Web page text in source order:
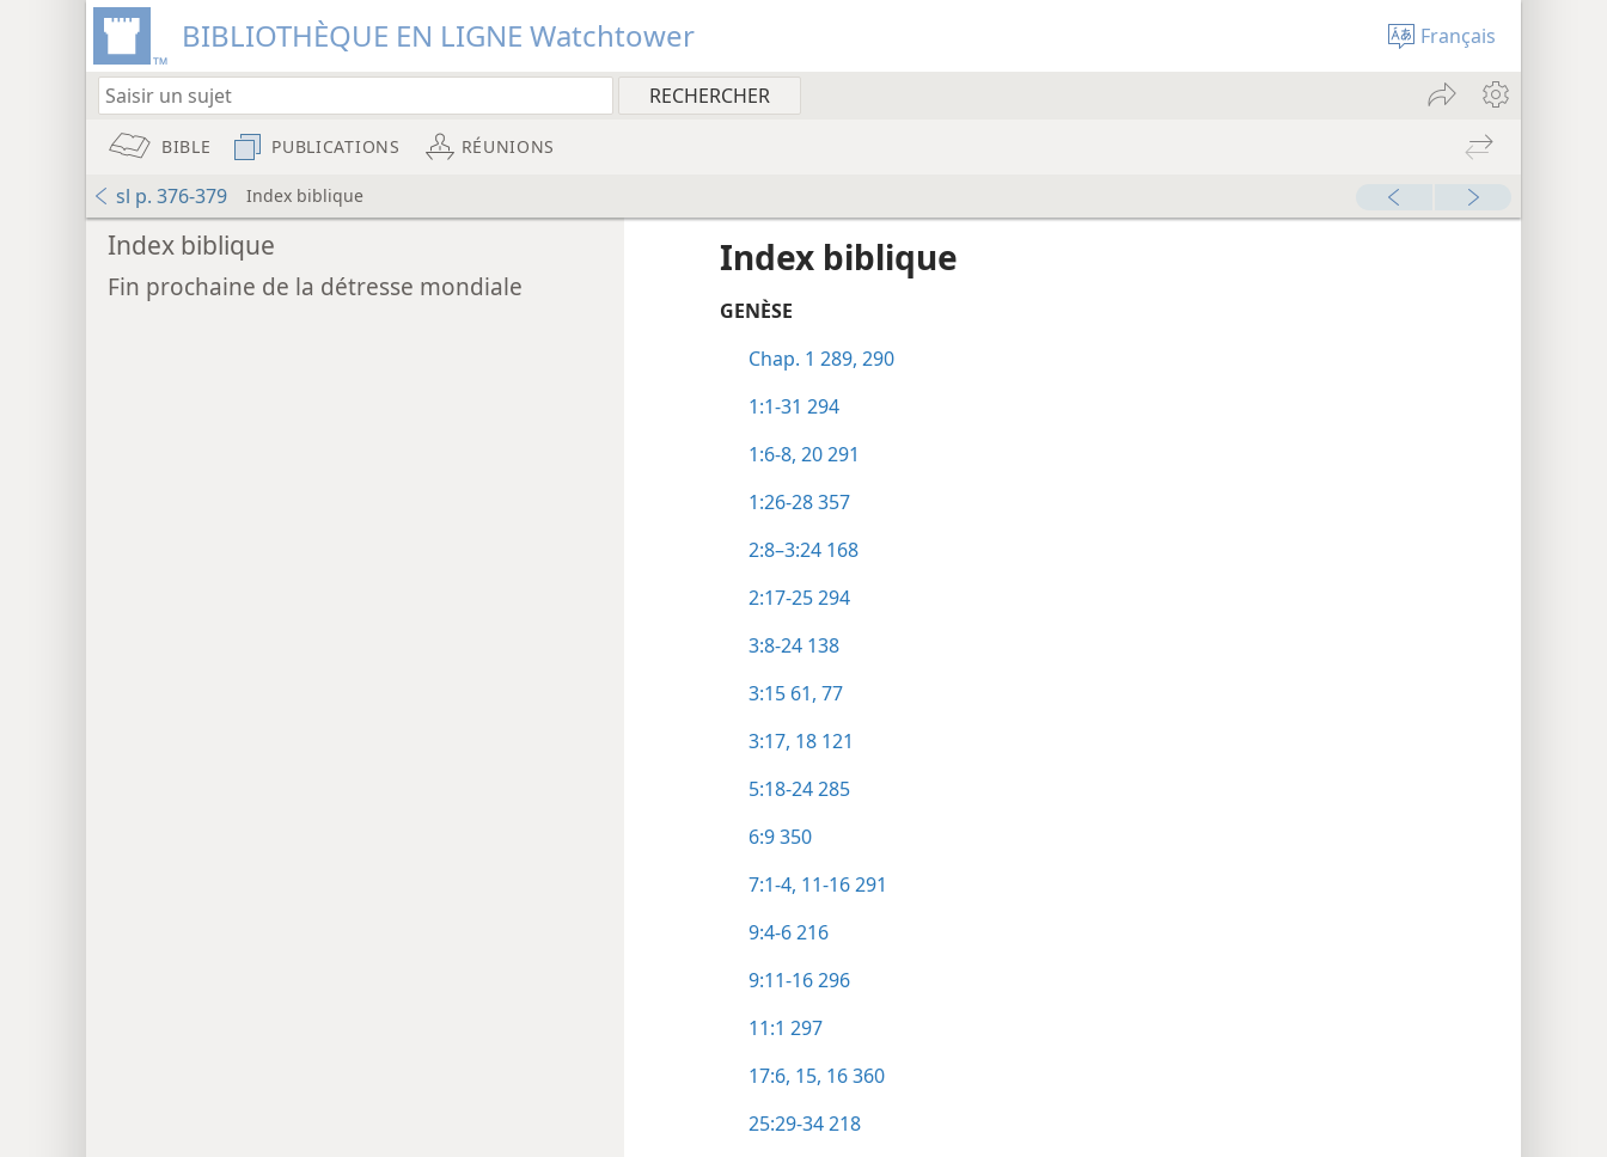
BIBLIOTHÈQUE EN LIGNE Watchtower Français
BIBLE PUBLICATIONS RÉUNIONS
sl p. 376-379 Index biblique
Index biblique
Fin prochaine de la détresse mondiale
Index biblique
GENÈSE
Chap. 1 289, 290
1:1-31 294
1:6-8, 20291
1:26-28357
2:8–3:24 168
2:17-25294
3:8-24 138
3:15 61, 77
3:17, 18 121
5:18-24285
6:9350
7:1-4, 11-16291
9:4-6216
9:11-16296
11:1 297
17:6, 15, 16360
25:29-34218